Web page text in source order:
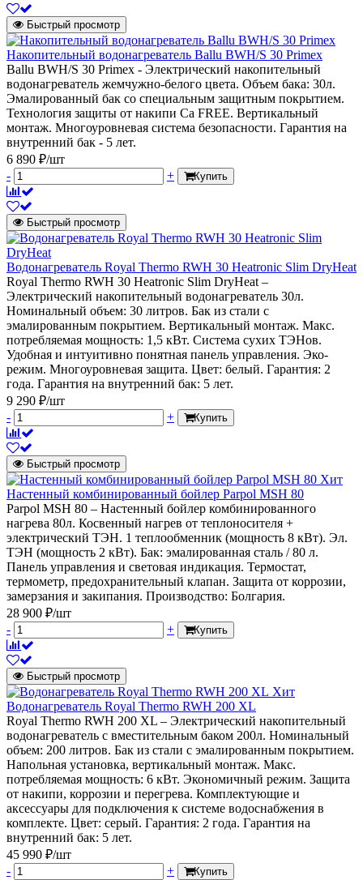
Быстрый просмотр
Накопительный водонагреватель Ballu BWH/S 30 Primex
Ballu BWH/S 30 Primex - Электрический накопительный
водонагреватель жемчужно-белого цвета. Объем бака: 30л.
Эмалированный бак со специальным защитным покрытием.
Технология защиты от накипи Ca FREE. Вертикальный
монтаж. Многоуровневая система безопасности. Гарантия на
внутренний бак - 5 лет.
6 890 ₽/шт
-
+ Купить
Быстрый просмотр
Водонагреватель Royal Thermo RWH 30 Heatronic Slim DryHeat
Royal Thermo RWH 30 Heatronic Slim DryHeat –
Электрический накопительный водонагреватель 30л.
Номинальный объем: 30 литров. Бак из стали с
эмалированным покрытием. Вертикальный монтаж. Макс.
потребляемая мощность: 1,5 кВт. Система сухих ТЭНов.
Удобная и интуитивно понятная панель управления. Эко-
режим. Многоуровневая защита. Цвет: белый. Гарантия: 2
года. Гарантия на внутренний бак: 5 лет.
9 290 ₽/шт
-
+ Купить
Быстрый просмотр
Хит
Настенный комбинированный бойлер Parpol MSH 80
Parpol MSH 80 – Настенный бойлер комбинированного
нагрева 80л. Косвенный нагрев от теплоносителя +
электрический ТЭН. 1 теплообменник (мощность 8 кВт). Эл.
ТЭН (мощность 2 кВт). Бак: эмалированная сталь / 80 л.
Панель управления и световая индикация. Термостат,
термометр, предохранительный клапан. Защита от коррозии,
замерзания и закипания. Производство: Болгария.
28 900 ₽/шт
-
+ Купить
Быстрый просмотр
Хит
Водонагреватель Royal Thermo RWH 200 XL
Royal Thermo RWH 200 XL – Электрический накопительный
водонагреватель с вместительным баком 200л. Номинальный
объем: 200 литров. Бак из стали с эмалированным покрытием.
Напольная установка, вертикальный монтаж. Макс.
потребляемая мощность: 6 кВт. Экономичный режим. Защита
от накипи, коррозии и перегрева. Комплектующие и
аксессуары для подключения к системе водоснабжения в
комплекте. Цвет: серый. Гарантия: 2 года. Гарантия на
внутренний бак: 5 лет.
45 990 ₽/шт
-
+ Купить